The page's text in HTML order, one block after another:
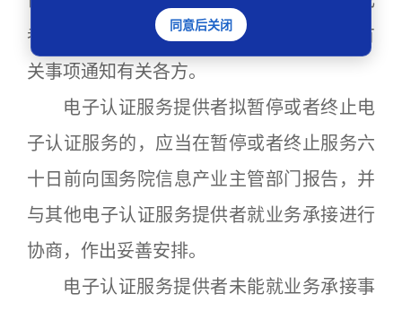
者终止服务九十日前，就业务承接及其他有
关事项通知有关各方。
电子认证服务提供者拟暂停或者终止电
子认证服务的，应当在暂停或者终止服务六
十日前向国务院信息产业主管部门报告，并
与其他电子认证服务提供者就业务承接进行
协商，作出妥善安排。
电子认证服务提供者未能就业务承接事
同意后关闭